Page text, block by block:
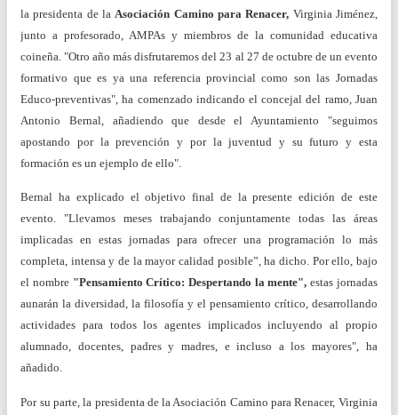
la presidenta de la Asociación Camino para Renacer, Virginia Jiménez,
junto a profesorado, AMPAs y miembros de la comunidad educativa
coineña. "Otro año más disfrutaremos del 23 al 27 de octubre de un evento
formativo que es ya una referencia provincial como son las Jornadas
Educo-preventivas", ha comenzado indicando el concejal del ramo, Juan
Antonio Bernal, añadiendo que desde el Ayuntamiento "seguimos
apostando por la prevención y por la juventud y su futuro y esta
formación es un ejemplo de ello".
Bernal ha explicado el objetivo final de la presente edición de este
evento. "Llevamos meses trabajando conjuntamente todas las áreas
implicadas en estas jornadas para ofrecer una programación lo más
completa, intensa y de la mayor calidad posible”, ha dicho. Por ello, bajo
el nombre "Pensamiento Crítico: Despertando la mente", estas jornadas
aunarán la diversidad, la filosofía y el pensamiento crítico, desarrollando
actividades para todos los agentes implicados incluyendo al propio
alumnado, docentes, padres y madres, e incluso a los mayores", ha
añadido.
Por su parte, la presidenta de la Asociación Camino para Renacer, Virginia